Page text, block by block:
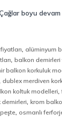
boyu devam
,alüminyum
,balkon demirleri
balkon korkuluk
dublex merdiven
koltuk modelleri,
demirleri,krom
, osmanlı